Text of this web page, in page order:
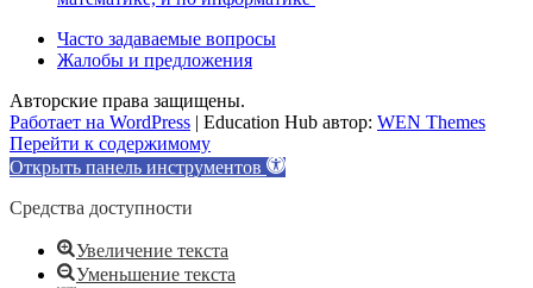
Часто задаваемые вопросы
Жалобы и предложения
Авторские права защищены.
Работает на WordPress | Education Hub автор: WEN Themes
Перейти к содержимому
Открыть панель инструментов
Средства доступности
Увеличение текста
Уменьшение текста